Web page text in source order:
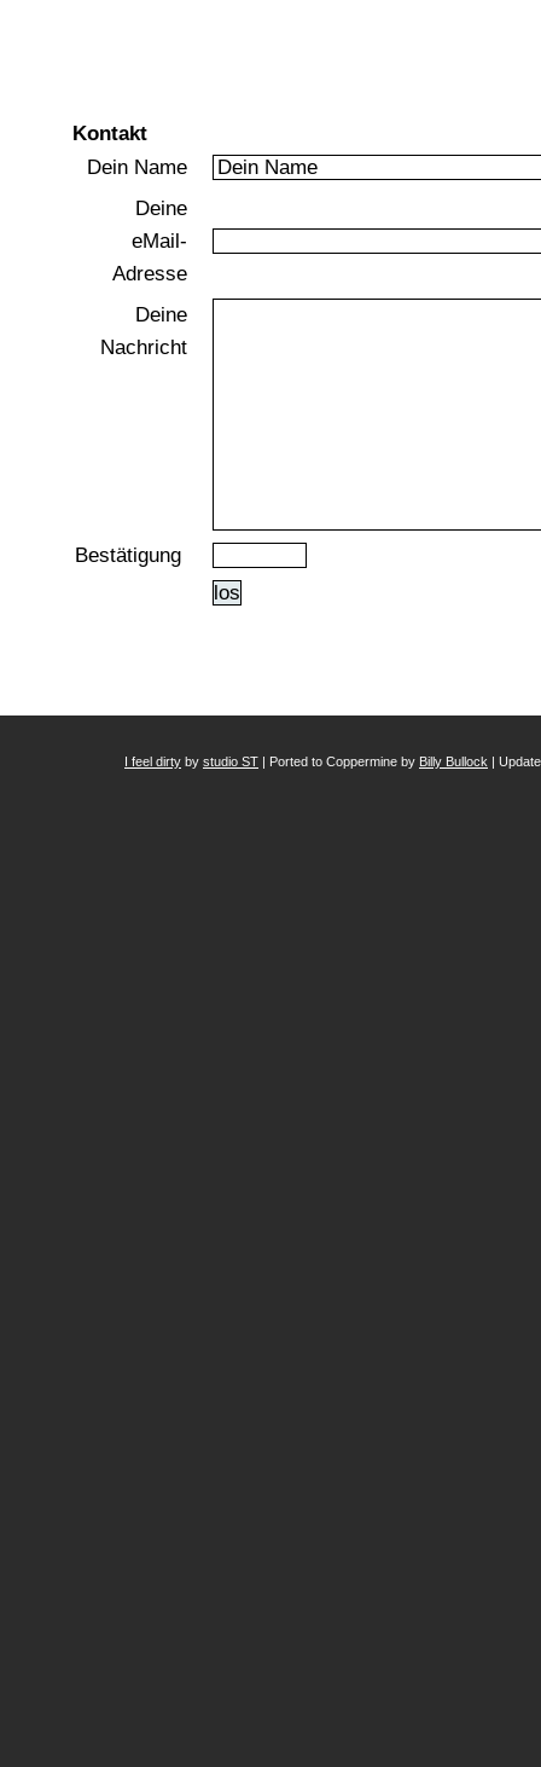
Kontakt
Dein Name
Deine
eMail-
Adresse
Deine
Nachricht
Bestätigung
los
I feel dirty by studio ST | Ported to Coppermine by Billy Bullock |